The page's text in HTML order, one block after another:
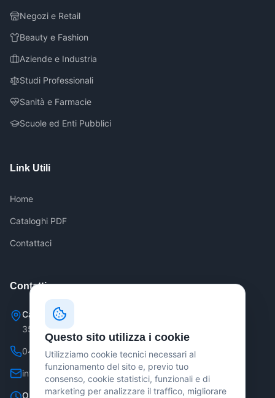
Negozi e Retail
Beauty e Fashion
Aziende e Industria
Studi Professionali
Sanità e Farmacie
Scuole ed Enti Pubblici
Link Utili
Home
Cataloghi PDF
Contattaci
Contatti
Casale di Scodosia (PD)
35040 Via Roma, 5
04291800000
info@gruppoufficio.com
Orari Negozio
Questo sito utilizza i cookie
Utilizziamo cookie tecnici necessari al
funzionamento del sito e, previo tuo
consenso, cookie statistici, funzionali e di
marketing per analizzare il traffico, migliorare